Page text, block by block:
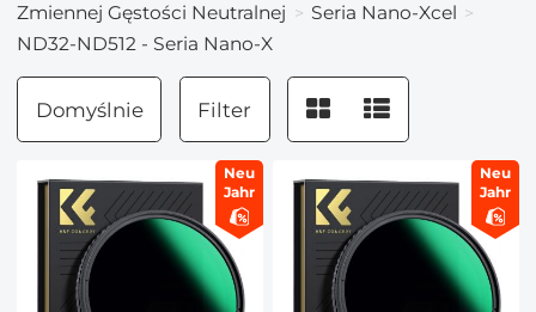
Zmiennej Gęstości Neutralnej
Seria Nano-Xcel
ND32-ND512 - Seria Nano-X
Domyślnie Filter
Neu
Jahr
Neu
Jahr